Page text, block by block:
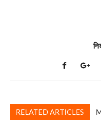
RELATED ARTICLES